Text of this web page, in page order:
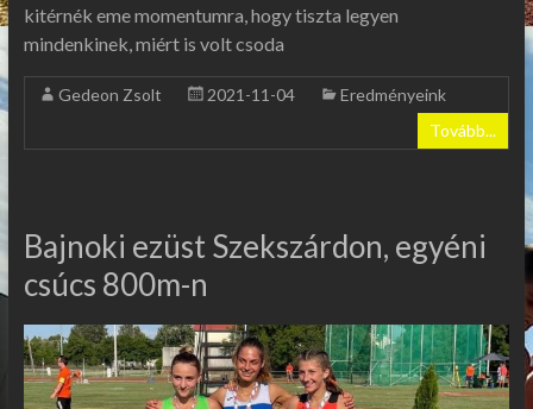
kitérnék eme momentumra, hogy tiszta legyen
mindenkinek, miért is volt csoda
Gedeon Zsolt 2021-11-04
Eredményeink
Tovább...
Bajnoki ezüst Szekszárdon, egyéni
csúcs 800m-n